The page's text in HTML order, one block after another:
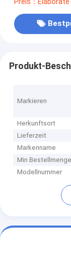
Produkt-
Markieren
Herkunftsort
Lieferzeit
Markenname
Min Bestellmenge
Modellnummer